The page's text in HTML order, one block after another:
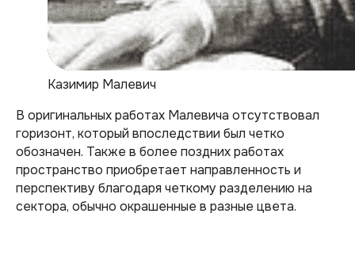
Казимир Малевич
В оригинальных работах Малевича отсутствовал
горизонт, который впоследствии был четко
обозначен. Также в более поздних работах
пространство приобретает направленность и
перспективу благодаря четкому разделению на
сектора, обычно окрашенные в разные цвета.